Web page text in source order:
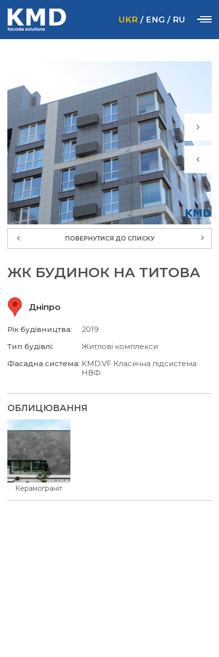
UKR / ENG / RU
ПОВЕРНУТИСЯ ДО СПИСКУ
ЖК БУДИНОК НА ТИТОВА
Дніпро
Рік будівництва:
2019
Тип будівлі:
Житлові комплекси
Фасадна система: KMD.VF Класична підсистема
НВФ
ОБЛИЦЮВАННЯ
Керамограніт